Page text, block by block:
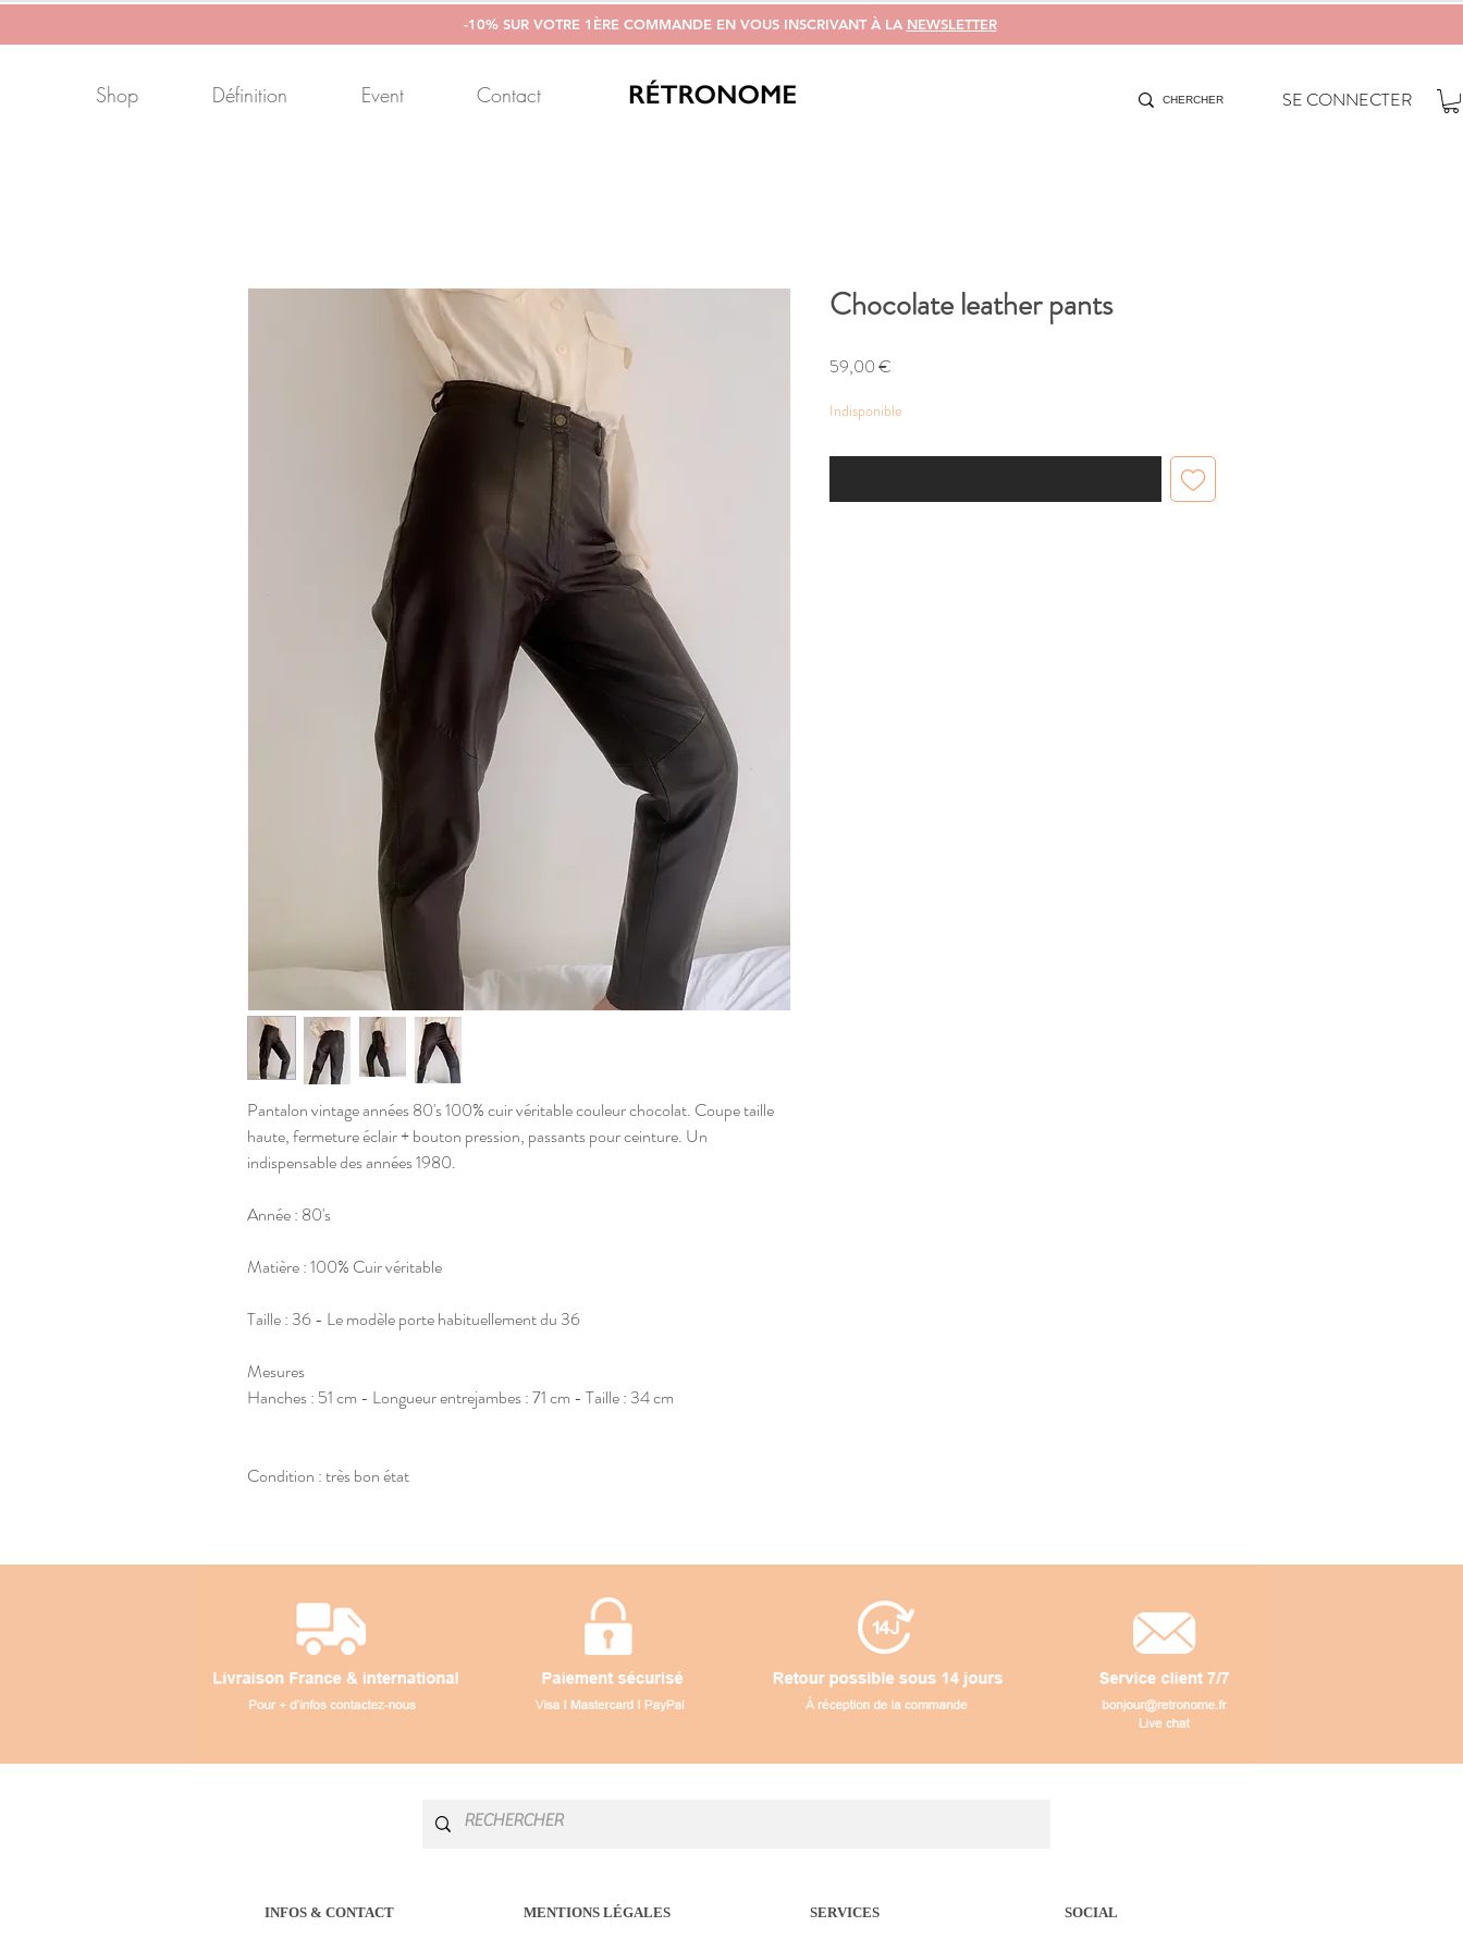
-10% SUR VOTRE 1ÈRE COMMANDE EN VOUS INSCRIVANT À LA NEWSLETTER
Shop Définition Event Contact SE CONNECTER
Pantalon vintage années 80's 100% cuir véritable couleur chocolat. Coupe taille
haute, fermeture éclair + bouton pression, passants pour ceinture. Un
indispensable des années 1980.
Année : 80's
Matière : 100% Cuir véritable
Taille : 36 - Le modèle porte habituellement du 36
Mesures
Hanches : 51 cm - Longueur entrejambes : 71 cm - Taille : 34 cm
Condition : très bon état
Chocolate leather pants
59,00 €
Indisponible
INFOS & CONTACT MENTIONS LÉGALES SERVICES SOCIAL